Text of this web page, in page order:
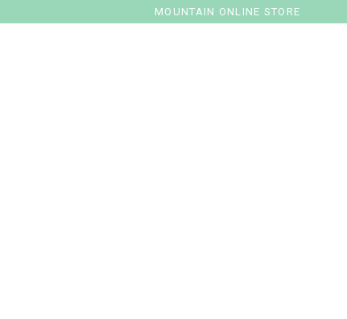
MOUNTAIN ONLINE STORE